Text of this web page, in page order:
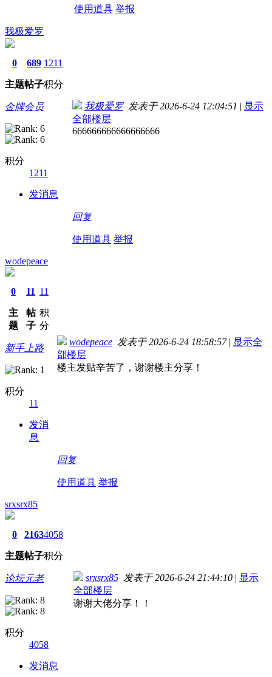
使用道具 举报
我极爱罗
0
主题
689
帖子
1211
积分
金牌会员
积分
1211
发消息
我极爱罗发表于 2026-6-24 12:04:51 | 显示
全部楼层
666666666666666666
回复
使用道具 举报
wodepeace
0
主
题
11
帖
子
11
积
分
新手上路
积分
11
发消
息
wodepeace 发表于 2026-6-24 18:58:57 | 显示全
部楼层
楼主发贴辛苦了，谢谢楼主分享！
回复
使用道具 举报
srxsrx85
0
主题
2163
帖子
4058
积分
论坛元老
积分
4058
发消息
srxsrx85 发表于 2026-6-24 21:44:10 | 显示
全部楼层
谢谢大佬分享！！